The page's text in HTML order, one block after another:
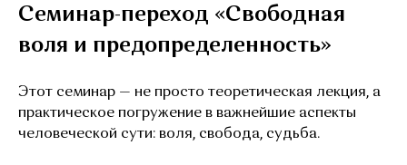
Семинар-переход «Свободная
воля и предопределенность»
Этот семинар — не просто теоретическая лекция, а
практическое погружение в важнейшие аспекты
человеческой сути: воля, свобода, судьба.